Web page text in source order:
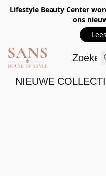
Lifestyle Beauty Center
ons
NIEUWE